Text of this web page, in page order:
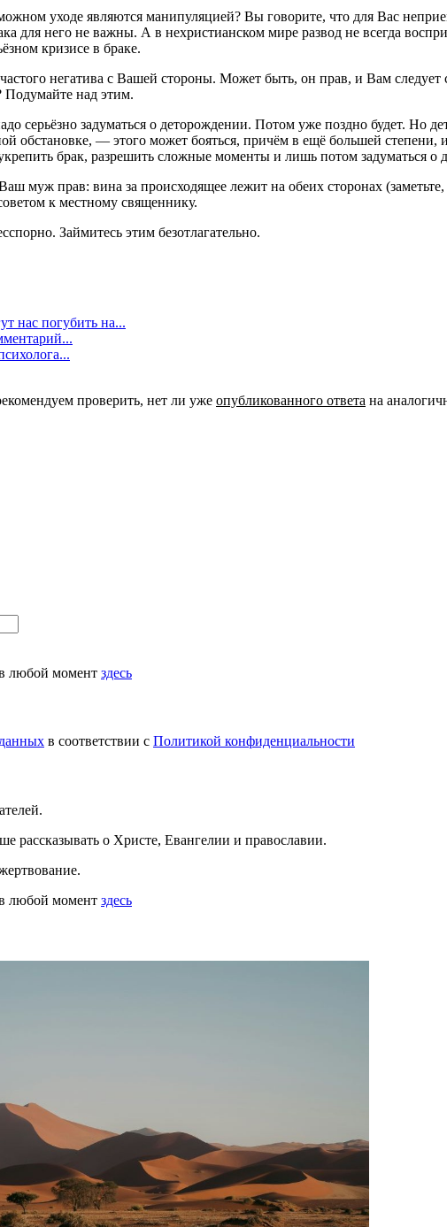
уходе являются манипуляцией? Вы говорите, что для Вас
него не важны. А в нехристианском мире развод не всегда
кризисе в браке.
негатива с Вашей стороны. Может быть, он прав, и Вам
Подумайте над этим.
серьёзно задуматься о деторождении. Потом уже поздно будет.
обстановке, — этого может бояться, причём в ещё большей степени,
брак, разрешить сложные моменты и лишь потом задуматься о
муж прав: вина за происходящее лежит на обеих сторонах
к местному священнику.
Займитесь этим безотлагательно.
нас погубить на...
проверить, нет ли уже опубликованного ответа на
любой момент здесь
в соответствии с Политикой конфиденциальности
рассказывать о Христе, Евангелии и православии.
любой момент здесь